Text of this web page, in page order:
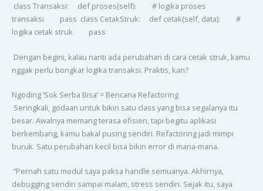
class Transaksi: def proses(self): # logika proses
transaksi pass class CetakStruk: def cetak(self, data): #
logika cetak struk pass
Dengan begini, kalau nanti ada perubahan di cara cetak struk, kamu
nggak perlu bongkar logika transaksi. Praktis, kan?
Ngoding ‘Sok Serba Bisa’ = Bencana Refactoring
Seringkali, godaan untuk bikin satu class yang bisa segalanya itu
besar. Awalnya memang terasa efisien, tapi begitu aplikasi
berkembang, kamu bakal pusing sendiri. Refactoring jadi mimpi
buruk. Satu perubahan kecil bisa bikin error di mana-mana.
“Pernah satu modul saya paksa handle semuanya. Akhirnya,
debugging sendiri sampai malam, stress sendiri. Sejak itu, saya